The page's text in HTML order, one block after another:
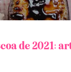
de 2021: